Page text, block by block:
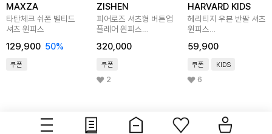
MAXZA
타탄체크 쉬폰 벨티드
셔츠 원피스
129,900 50%
쿠폰
ZISHEN
피어로즈 셔츠형 버튼업
플레어 원피스
320,000
쿠폰
2
HARVARD KIDS
헤리티지 우븐 반팔 셔츠
원피스
59,900
쿠폰 KIDS
6